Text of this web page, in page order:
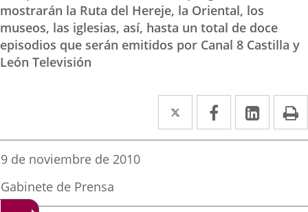
mostrarán la Ruta del Hereje, la Oriental, los
museos, las iglesias, así, hasta un total de doce
episodios que serán emitidos por Canal 8 Castilla y
León Televisión
Twitter
Enlace
a
externa.
Facebook
Enlace
a
externa.
Enlace
a
Fecha
la
noticia
9 de noviembre de 2010
Fuente
de
Gabinete de Prensa